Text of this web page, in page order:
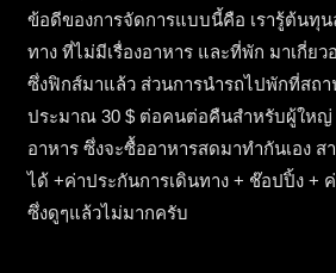
ข้อดีของการจัดการแบบนี้คือ เรารู้ต้นทุน
ทาง ที่ไม่มีเรื่องอาหาร และที่พัก มาเกี่ยว
ซึ่งฟิกส์มาแล้ว ส่วนการนำรถไปพักที่สถา
ประมาณ 30 $ ต่อคนต่อคืนสำหรับผู้ใหญ่
อาหาร ซึ่งจะซื้ออาหารสดมาทำกันเอง
ได้ +ค่าประกันการเดินทาง + ช๊อปปิ้ง +
ซึ่งดูๆแล้วไม่มากครับ